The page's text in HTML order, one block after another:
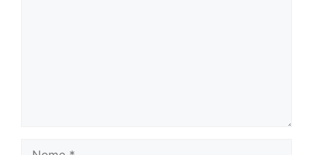
Nome